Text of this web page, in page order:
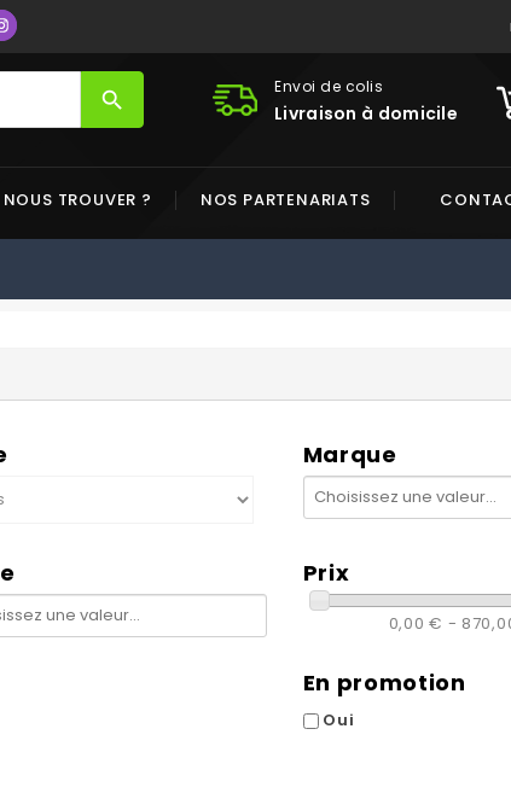
Envoi de colis
Livraison à domicile
search
TROUVER ? NOS PARTENARIATS
Marque
Prix
0,00 € -
En promotion
Oui